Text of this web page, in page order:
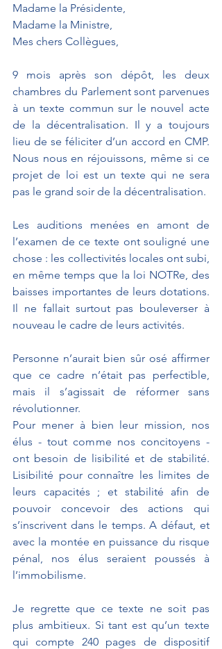
Madame la Présidente,
Madame la Ministre,
Mes chers Collègues,
9 mois après son dépôt, les deux
chambres du Parlement sont parvenues
à un texte commun sur le nouvel acte
de la décentralisation. Il y a toujours
lieu de se féliciter d’un accord en CMP.
Nous nous en réjouissons, même si ce
projet de loi est un texte qui ne sera
pas le grand soir de la décentralisation.
Les auditions menées en amont de
l’examen de ce texte ont souligné une
chose : les collectivités locales ont subi,
en même temps que la loi NOTRe, des
baisses importantes de leurs dotations.
Il ne fallait surtout pas bouleverser à
nouveau le cadre de leurs activités.
Personne n’aurait bien sûr osé affirmer
que ce cadre n’était pas perfectible,
mais il s’agissait de réformer sans
révolutionner.
Pour mener à bien leur mission, nos
élus - tout comme nos concitoyens -
ont besoin de lisibilité et de stabilité.
Lisibilité pour connaître les limites de
leurs capacités ; et stabilité afin de
pouvoir concevoir des actions qui
s’inscrivent dans le temps. A défaut, et
avec la montée en puissance du risque
pénal, nos élus seraient poussés à
l’immobilisme.
Je regrette que ce texte ne soit pas
plus ambitieux. Si tant est qu’un texte
qui compte 240 pages de dispositif